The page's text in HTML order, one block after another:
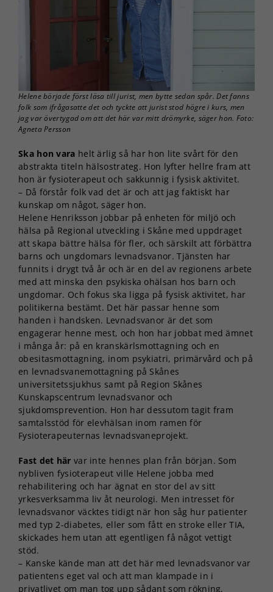
Helene började först läsa till jurist, men bytte sedan spår. Det fanns
folk som ifrågasatte det och tyckte att jurist stod högre i kurs, men
jag var övertygad om att det här var mitt drömyrke, säger hon. Foto:
Agneta Persson
Ska hon vara helt ärlig så har hon lite svårt för den
abstrakta titeln hälsostrateg. Hon lyfter hellre fram att
hon är fysioterapeut och sakkunnig i fysisk aktivitet.
– Då förstår folk vad det är och att jag faktiskt har
kunskap om något, säger hon.
Helene Henriksson jobbar på enheten för miljö och
hälsa på Regional utveckling i Skåne med uppdraget
att skapa bättre hälsa för fler, och särskilt att förbättra
barns och ungdomars levnadsvanor. Tjänsten har
funnits i drygt två år och är en del av regionens arbete
med att minska den psykiska ohälsan hos barn och
ungdomar. Och fokus ska ligga på fysisk aktivitet, har
politikerna bestämt. Det här passar henne som
handen i handsken. Levnadsvanor är det som
engagerar henne mest, och hon har jobbat med ämnet
i många år: på en kranskärlsmottagning och en
obesitasmottagning, inom psykiatri, primärvård och på
en levnadsvanemottagning på Skånes
universitetssjukhus samt på Region Skånes
Kunskapscentrum levnadsvanor och
sjukdomsprevention. Hon har dessutom tagit fram
samtalsstöd för elevhälsan inom ramen för
Fysioterapeuternas levnadsvaneprojekt.
Fast det här var inte hennes plan från början. Som
nybliven fysioterapeut ville Helene jobba med
rehabilitering och har ägnat en stor del av sitt
yrkesverksamma liv åt neurologi. Men intresset för
levnadsvanor väcktes tidigt när hon såg hur patienter
med typ 2-diabetes, eller som fått en stroke eller TIA,
skickades hem utan att egentligen få något vettigt
stöd.
– Kanske kände man att det här med levnadsvanor var
patientens eget val och att man klampade in i
privatlivet om man tog upp sådant som rökning,